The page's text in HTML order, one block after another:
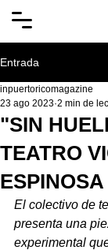
Entrada
"SIN
TEATRO
ESPINOSA
inpuertoricomagazine
23 ago 2023 2 min de
El colectivo de
presenta una
experimental